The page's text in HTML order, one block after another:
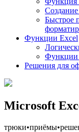
Быстрое
Функции Excel
Функции
Решения для
Microsoft
трюки•приёмы•